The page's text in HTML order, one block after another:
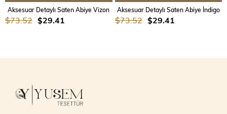
Aksesuar Detaylı Saten Abiye Vizon
$29.41
$73.52
Aksesuar Detaylı Saten Abiye İndigo
$29.41
$73.52